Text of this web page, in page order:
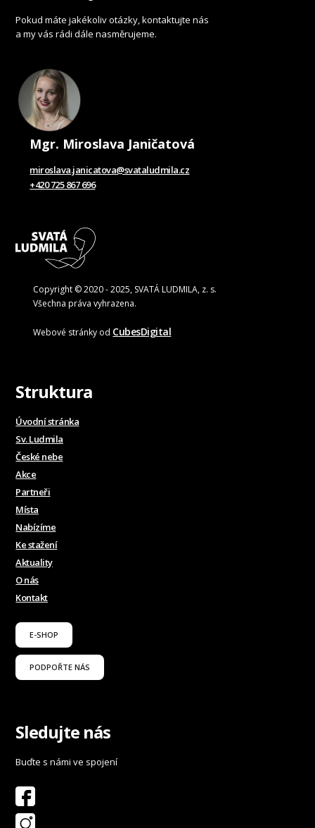
Pokud máte jakékoliv otázky, kontaktujte nás
a my vás rádi dále nasměrujeme.
Mgr. Miroslava Janičatová
miroslava.janicatova@svataludmila.cz
+420 725 867 696
Copyright © 2020 - 2025, SVATÁ LUDMILA, z. s.
Všechna práva vyhrazena.
Webové stránky od CubesDigital
Struktura
Úvodní stránka
Sv. Ludmila
České nebe
Akce
Partneři
Místa
Nabízíme
Ke stažení
Aktuality
O nás
Kontakt
E-SHOP
PODPOŘTE NÁS
Sledujte nás
Buďte s námi ve spojení